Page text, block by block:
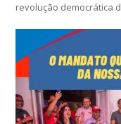
revolução democrática